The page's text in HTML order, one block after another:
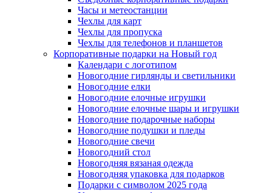
Часы и метеостанции
Чехлы для карт
Чехлы для пропуска
Чехлы для телефонов и планшетов
Корпоративные подарки на Новый год
Календари с логотипом
Новогодние гирлянды и светильники
Новогодние елки
Новогодние елочные игрушки
Новогодние елочные шары и игрушки
Новогодние подарочные наборы
Новогодние подушки и пледы
Новогодние свечи
Новогодний стол
Новогодняя вязаная одежда
Новогодняя упаковка для подарков
Подарки с символом 2025 года